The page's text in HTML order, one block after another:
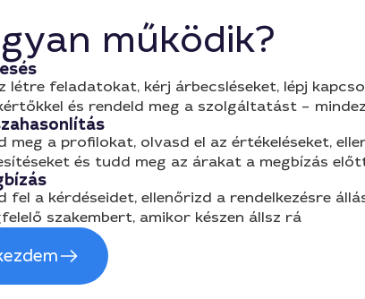
működik?
létre feladatokat, kérj árbecsléseket, lépj
és rendeld meg a szolgáltatást –
meg a profilokat, olvasd el az értékeléseket,
és tudd meg az árakat a megbízás
fel a kérdéseidet, ellenőrizd a rendelkezésre
szakembert, amikor készen állsz rá